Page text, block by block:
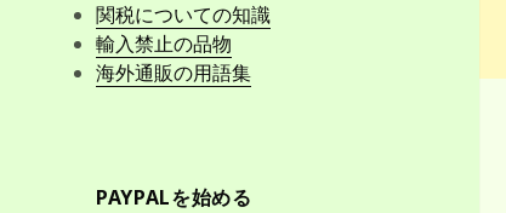
関税についての知識
輸入禁止の品物
海外通販の用語集
PAYPALを始める